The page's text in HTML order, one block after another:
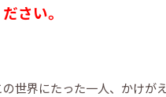
さい。
の世界にたった一人、かけが